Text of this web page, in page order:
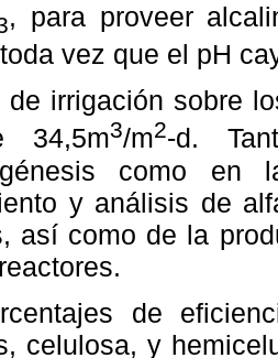
, para proveer
vez que el pH
de irrigación sobre
34,5m3/m2-d.
como
y análisis de
así como de la
de
celulosa, y